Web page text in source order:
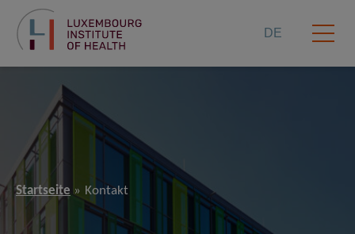
DE
Startseite Kontakt